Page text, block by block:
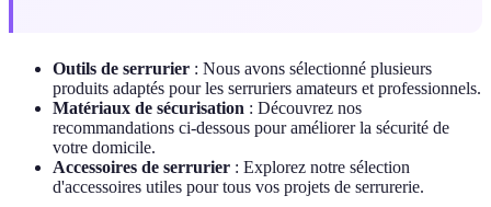
Outils de serrurier : Nous avons sélectionné plusieurs
produits adaptés pour les serruriers amateurs et professionnels.
Matériaux de sécurisation : Découvrez nos
recommandations ci-dessous pour améliorer la sécurité de
votre domicile.
Accessoires de serrurier : Explorez notre sélection
d'accessoires utiles pour tous vos projets de serrurerie.